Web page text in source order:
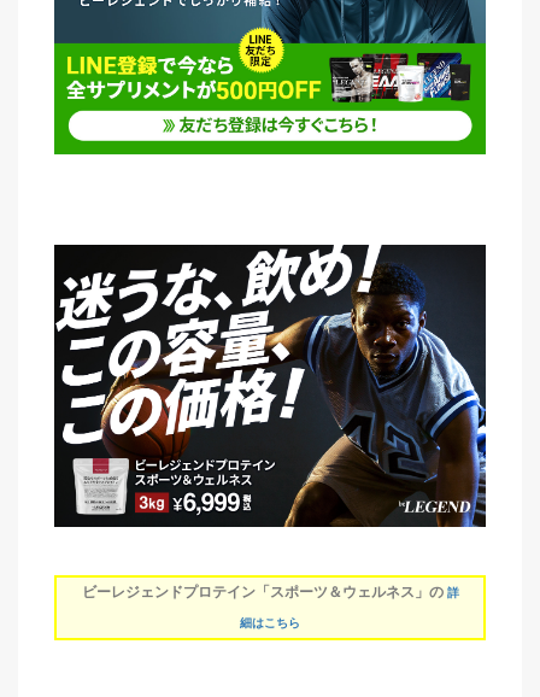
ビーレジェンドプロテイン「スポーツ＆ウェルネス」の 詳
細はこちら